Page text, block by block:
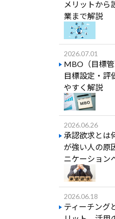
メリットから
業まで解説
2026.07.01
MBO（目標
目標設定・評
やすく解説
2026.06.26
承認欲求とは
が強い人の原
ニケーション
2026.06.18
ティーチング